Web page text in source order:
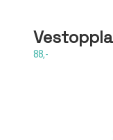
88,-